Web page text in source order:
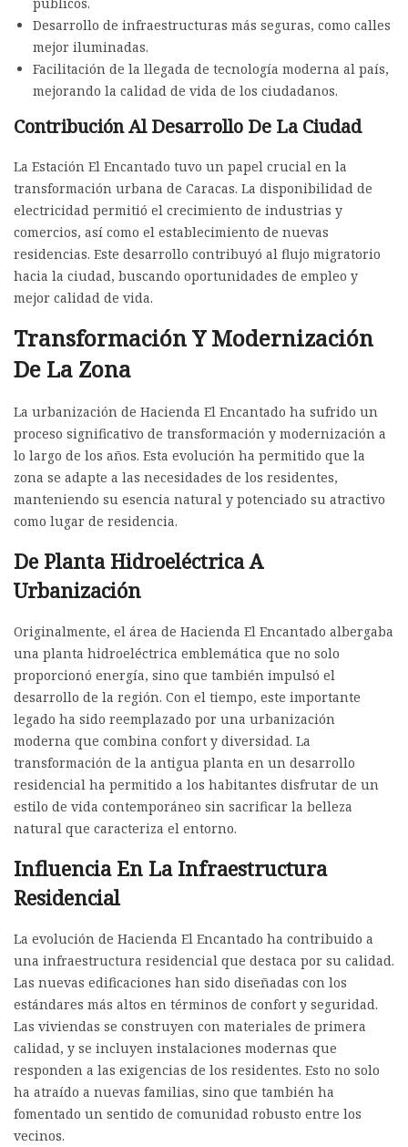
Desarrollo de infraestructuras más seguras, como calles
mejor iluminadas.
Facilitación de la llegada de tecnología moderna al país,
mejorando la calidad de vida de los ciudadanos.
Contribución Al Desarrollo De La Ciudad
La Estación El Encantado tuvo un papel crucial en la
transformación urbana de Caracas. La disponibilidad de
electricidad permitió el crecimiento de industrias y
comercios, así como el establecimiento de nuevas
residencias. Este desarrollo contribuyó al flujo migratorio
hacia la ciudad, buscando oportunidades de empleo y
mejor calidad de vida.
Transformación Y Modernización
De La Zona
La urbanización de Hacienda El Encantado ha sufrido un
proceso significativo de transformación y modernización a
lo largo de los años. Esta evolución ha permitido que la
zona se adapte a las necesidades de los residentes,
manteniendo su esencia natural y potenciado su atractivo
como lugar de residencia.
De Planta Hidroeléctrica A
Urbanización
Originalmente, el área de Hacienda El Encantado albergaba
una planta hidroeléctrica emblemática que no solo
proporcionó energía, sino que también impulsó el
desarrollo de la región. Con el tiempo, este importante
legado ha sido reemplazado por una urbanización
moderna que combina confort y diversidad. La
transformación de la antigua planta en un desarrollo
residencial ha permitido a los habitantes disfrutar de un
estilo de vida contemporáneo sin sacrificar la belleza
natural que caracteriza el entorno.
Influencia En La Infraestructura
Residencial
La evolución de Hacienda El Encantado ha contribuido a
una infraestructura residencial que destaca por su calidad.
Las nuevas edificaciones han sido diseñadas con los
estándares más altos en términos de confort y seguridad.
Las viviendas se construyen con materiales de primera
calidad, y se incluyen instalaciones modernas que
responden a las exigencias de los residentes. Esto no solo
ha atraído a nuevas familias, sino que también ha
fomentado un sentido de comunidad robusto entre los
vecinos.